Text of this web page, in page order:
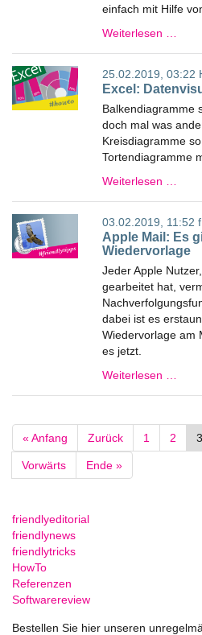
einfach mit Hilfe
Weiterlesen …
25.02.2019, 03:22
Excel:
Balkendiagramme
doch mal was
Kreisdiagramme
Tortendiagramme
Weiterlesen …
03.02.2019, 11:52
Apple Mail: Es
Wiedervorlage
Jeder Apple
gearbeitet hat,
dabei ist es
Wiedervorlage am
es jetzt.
Weiterlesen …
« Anfang Zurück 1 2 3
Vorwärts Ende »
friendlyeditorial
friendlynews
friendlytricks
HowTo
Referenzen
Softwarereview
Bestellen Sie hier unseren